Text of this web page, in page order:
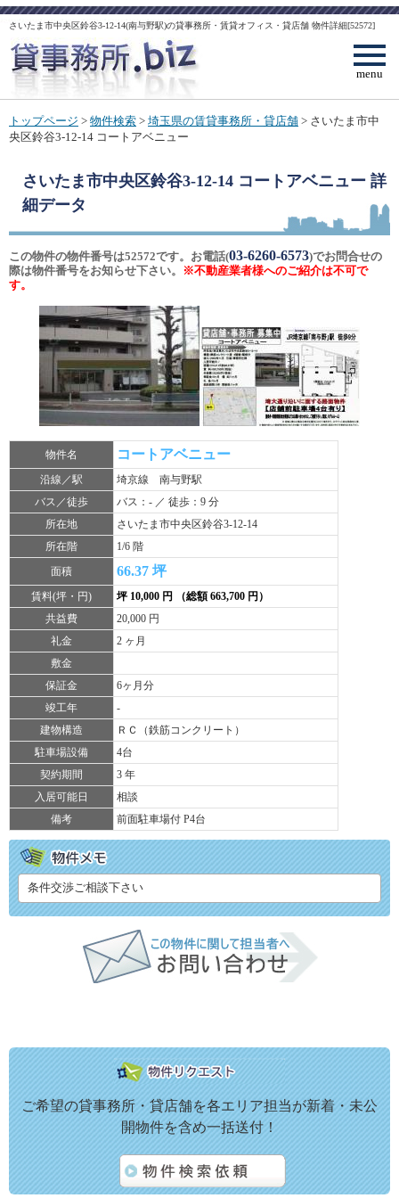
さいたま市中央区鈴谷3-12-14(南与野駅)の貸事務所・賃貸オフィス・貸店舗 物件詳細[52572]
menu
トップページ > 物件検索 > 埼玉県の賃貸事務所・貸店舗 > さいたま市中
央区鈴谷3-12-14 コートアベニュー
さいたま市中央区鈴谷3-12-14 コートアベニュー 詳
細データ
この物件の物件番号は52572です。お電話(03-6260-6573)でお問合せの
際は物件番号をお知らせ下さい。
※不動産業者様へのご紹介は不可で
す。
物件名 コートアベニュー
沿線／駅
埼京線 南与野駅
バス／徒歩
バス：- ／ 徒歩：9 分
所在地
さいたま市中央区鈴谷3-12-14
所在階
1/6 階
面積
66.37 坪
賃料(坪・円)
坪 10,000 円 （総額 663,700 円）
共益費
20,000 円
礼金
2 ヶ月
敷金
保証金
6ヶ月分
竣工年
-
建物構造
ＲＣ（鉄筋コンクリート）
駐車場設備
4台
契約期間
3 年
入居可能日
相談
備考
前面駐車場付 P4台
条件交渉ご相談下さい
ご希望の貸事務所・貸店舗を各エリア担当が新着・未公
開物件を含め一括送付！